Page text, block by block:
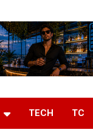
TECH TC